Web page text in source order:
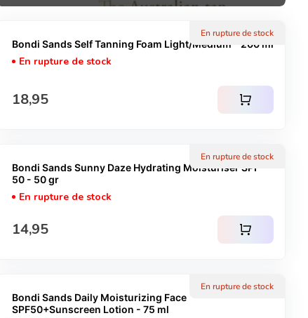
En rupture de stock
Bondi Sands Self Tanning Foam Light/Medium - 200 ml
En rupture de stock
Prix normal
18,95 shopping_cart
En rupture de stock
Bondi Sands Sunny Daze Hydrating Moisturiser SPF
50 - 50 gr
En rupture de stock
Prix normal
14,95 shopping_cart
En rupture de stock
Bondi Sands Daily Moisturizing Face
SPF50+Sunscreen Lotion - 75 ml